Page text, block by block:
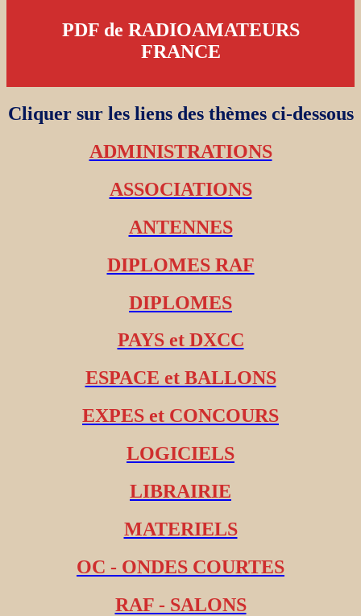
PDF de RADIOAMATEURS
FRANCE
Cliquer sur les liens des thèmes ci-dessous
ADMINISTRATIONS
ASSOCIATIONS
ANTENNES
DIPLOMES RAF
DIPLOMES
PAYS et DXCC
ESPACE et BALLONS
EXPES et CONCOURS
LOGICIELS
LIBRAIRIE
MATERIELS
OC - ONDES COURTES
RAF - SALONS